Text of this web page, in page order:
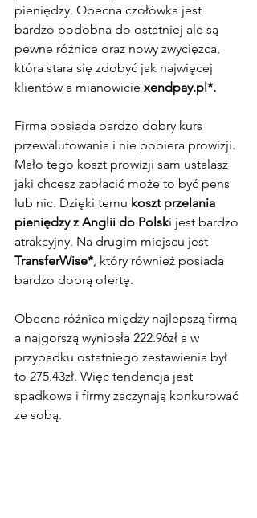
pieniędzy. Obecna czołówka jest
bardzo podobna do ostatniej ale są
pewne różnice oraz nowy zwycięzca,
która stara się zdobyć jak najwięcej
klientów a mianowicie xendpay.pl*.
Firma posiada bardzo dobry kurs
przewalutowania i nie pobiera prowizji.
Mało tego koszt prowizji sam ustalasz
jaki chcesz zapłacić może to być pens
lub nic. Dzięki temu koszt przelania
pieniędzy z Anglii do Polski jest bardzo
atrakcyjny. Na drugim miejscu jest
TransferWise*, który również posiada
bardzo dobrą ofertę.
Obecna różnica między najlepszą firmą
a najgorszą wyniosła 222.96zł a w
przypadku ostatniego zestawienia był
to 275.43zł. Więc tendencja jest
spadkowa i firmy zaczynają konkurować
ze sobą.